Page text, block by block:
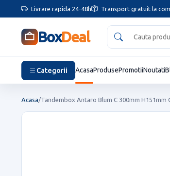
Livrare rapida 24-48h Transport gratuit la
BoxDeal
Categorii AcasaProdusePromotiiNoutati
Acasa/Tandembox Antaro Blum C 300mm